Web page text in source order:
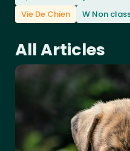
Vie De Chien
W Non
All Articles